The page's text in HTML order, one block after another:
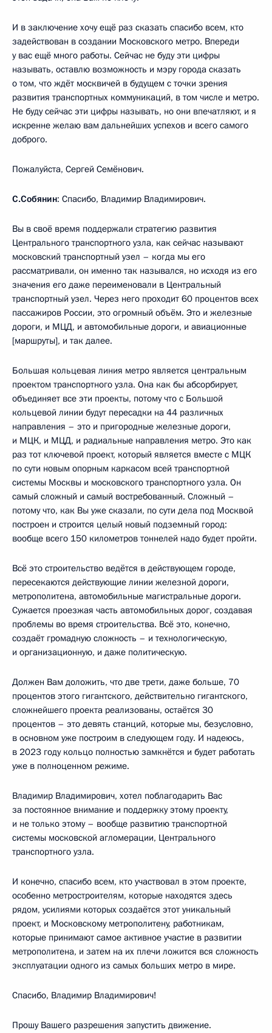
И в заключение хочу ещё раз сказать спасибо всем, кто
задействован в создании Московского метро. Впереди
у вас ещё много работы. Сейчас не буду эти цифры
называть, оставлю возможность и мэру города сказать
о том, что ждёт москвичей в будущем с точки зрения
развития транспортных коммуникаций, в том числе и метро.
Не буду сейчас эти цифры называть, но они впечатляют, и я
искренне желаю вам дальнейших успехов и всего самого
доброго.
Пожалуйста, Сергей Семёнович.
С.Собянин: Спасибо, Владимир Владимирович.
Вы в своё время поддержали стратегию развития
Центрального транспортного узла, как сейчас называют
московский транспортный узел – когда мы его
рассматривали, он именно так назывался, но исходя из его
значения его даже переименовали в Центральный
транспортный узел. Через него проходит 60 процентов всех
пассажиров России, это огромный объём. Это и железные
дороги, и МЦД, и автомобильные дороги, и авиационные
[маршруты], и так далее.
Большая кольцевая линия метро является центральным
проектом транспортного узла. Она как бы абсорбирует,
объединяет все эти проекты, потому что с Большой
кольцевой линии будут пересадки на 44 различных
направления – это и пригородные железные дороги,
и МЦК, и МЦД, и радиальные направления метро. Это как
раз тот ключевой проект, который является вместе с МЦК
по сути новым опорным каркасом всей транспортной
системы Москвы и московского транспортного узла. Он
самый сложный и самый востребованный. Сложный –
потому что, как Вы уже сказали, по сути дела под Москвой
построен и строится целый новый подземный город:
вообще всего 150 километров тоннелей надо будет пройти.
Всё это строительство ведётся в действующем городе,
пересекаются действующие линии железной дороги,
метрополитена, автомобильные магистральные дороги.
Сужается проезжая часть автомобильных дорог, создавая
проблемы во время строительства. Всё это, конечно,
создаёт громадную сложность – и технологическую,
и организационную, и даже политическую.
Должен Вам доложить, что две трети, даже больше, 70
процентов этого гигантского, действительно гигантского,
сложнейшего проекта реализованы, остаётся 30
процентов – это девять станций, которые мы, безусловно,
в основном уже построим в следующем году. И надеюсь,
в 2023 году кольцо полностью замкнётся и будет работать
уже в полноценном режиме.
Владимир Владимирович, хотел поблагодарить Вас
за постоянное внимание и поддержку этому проекту,
и не только этому – вообще развитию транспортной
системы московской агломерации, Центрального
транспортного узла.
И конечно, спасибо всем, кто участвовал в этом проекте,
особенно метростроителям, которые находятся здесь
рядом, усилиями которых создаётся этот уникальный
проект, и Московскому метрополитену, работникам,
которые принимают самое активное участие в развитии
метрополитена, и затем на их плечи ложится вся сложность
эксплуатации одного из самых больших метро в мире.
Спасибо, Владимир Владимирович!
Прошу Вашего разрешения запустить движение.